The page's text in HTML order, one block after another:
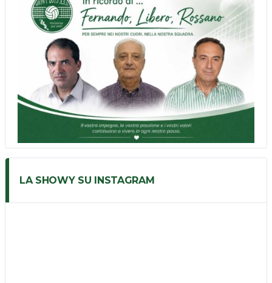
LA SHOWY SU INSTAGRAM